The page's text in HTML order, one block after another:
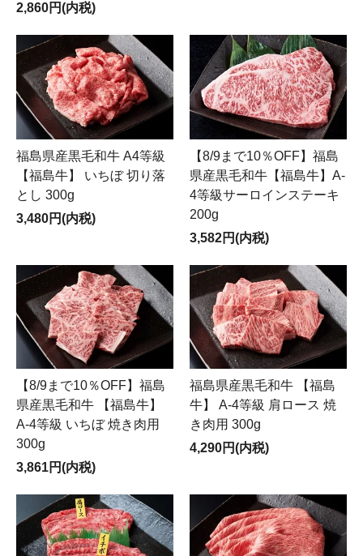
2,860円(内税)
福島県産黒毛和牛 A4等級
【福島牛】 いちぼ 切り落
とし 300g
3,480円(内税)
【8/9まで10％OFF】福島
県産黒毛和牛【福島牛】A-
4等級サーロインステーキ
200g
3,582円(内税)
【8/9まで10％OFF】福島
県産黒毛和牛 【福島牛】
A-4等級 いちぼ 焼き肉用
300g
3,861円(内税)
福島県産黒毛和牛 【福島
牛】 A-4等級 肩ロース 焼
き肉用 300g
4,290円(内税)